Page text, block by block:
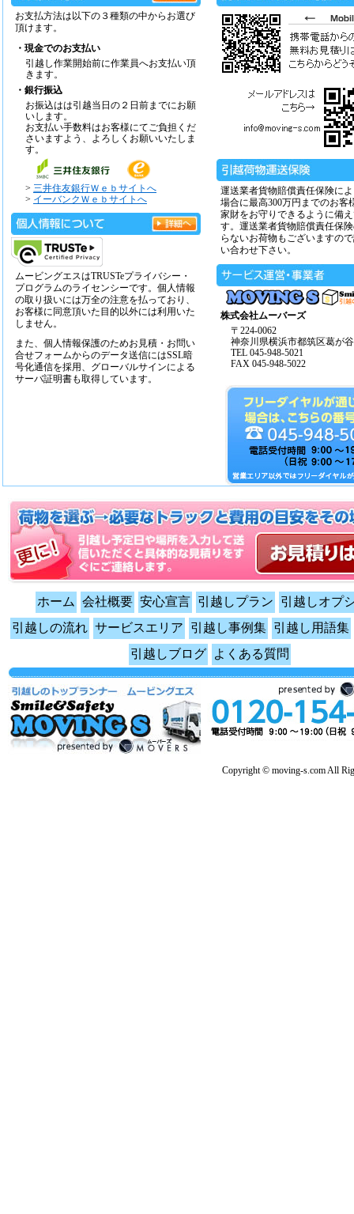
お支払方法は以下の３種類の中からお選び
頂けます。
・現金でのお支払い
引越し作業開始前に作業員へお支払い頂
きます。
・銀行振込
お振込はは引越当日の２日前までにお願
いします。
お支払い手数料はお客様にてご負担くだ
さいますよう、よろしくお願いいたしま
す。
> 三井住友銀行Ｗｅｂサイトへ
> イーバンクＷｅｂサイトへ
ムービングエスはTRUSTeプライバシー・
プログラムのライセンシーです。個人情報
の取り扱いには万全の注意を払っており、
お客様に同意頂いた目的以外には利用いた
しません。
また、個人情報保護のためお見積・お問い
合せフォームからのデータ送信にはSSL暗
号化通信を採用、グローバルサインによる
サーバ証明書も取得しています。
運送業者貨物賠償責任保険に
場合に最高300万円までのお客
家財をお守りできるように備
す。運送業者貨物賠償責任保
らないお荷物もございますの
い合わせ下さい。
株式会社ムーバーズ
〒224-0062
神奈川県横浜市都筑区葛が
TEL 045-948-5021
FAX 045-948-5022
ホーム 会社概要 安心宣言 引越しプラン
引越しオプ
引越しの流れ サービスエリア 引越し事例集 引越し用語集
引越しブログ
よくある質問
Copyright © moving-s.com All